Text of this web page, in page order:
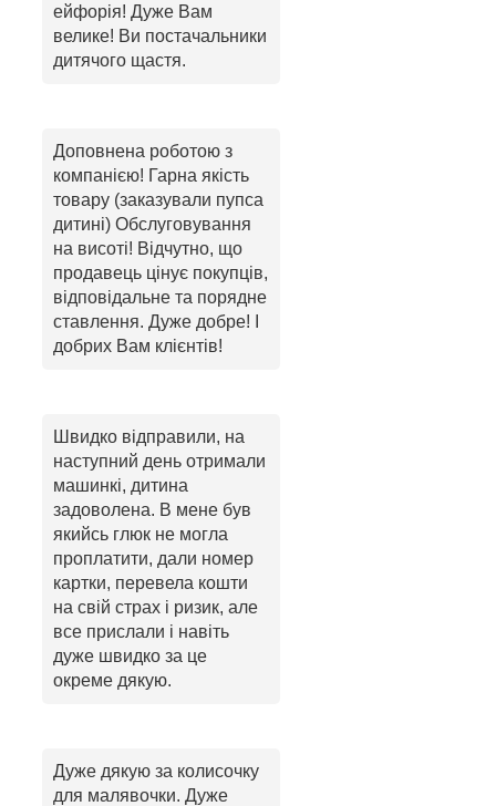
ейфорія! Дуже Вам
велике! Ви постачальники
дитячого щастя.
Доповнена роботою з
компанією! Гарна якість
товару (заказували пупса
дитині) Обслуговування
на висоті! Відчутно, що
продавець цінує покупців,
відповідальне та порядне
ставлення. Дуже добре! І
добрих Вам клієнтів!
Швидко відправили, на
наступний день отримали
машинкі, дитина
задоволена. В мене був
якийсь глюк не могла
проплатити, дали номер
картки, перевела кошти
на свій страх і ризик, але
все прислали і навіть
дуже швидко за це
окреме дякую.
Дуже дякую за колисочку
для малявочки. Дуже